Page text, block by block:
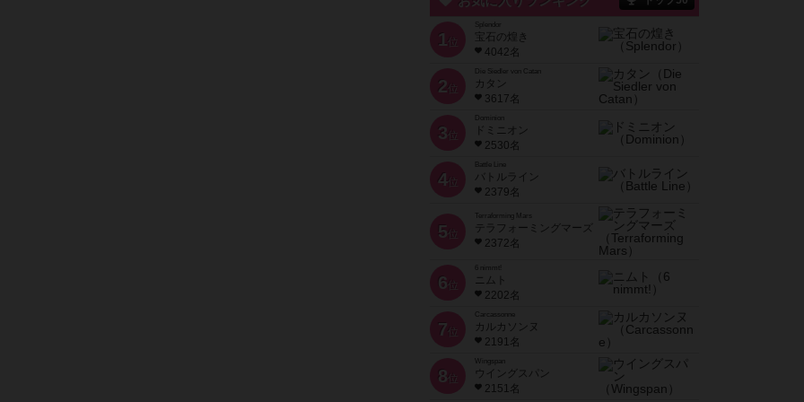
1 位
宝石の煌き
4042名
2 位
Die Siedler von Catan
カタン
3617名
3 位
ドミニオン
2530名
4位
Battle Line
バトルライン
2379名
5 位
Terraforming Mars
テラフォーミングマーズ
2372名
6 位
ニムト
2202名
7 位
Carcassonne
カルカソンヌ
2191名
8 位
Wingspan
ウイングスパン
2151名